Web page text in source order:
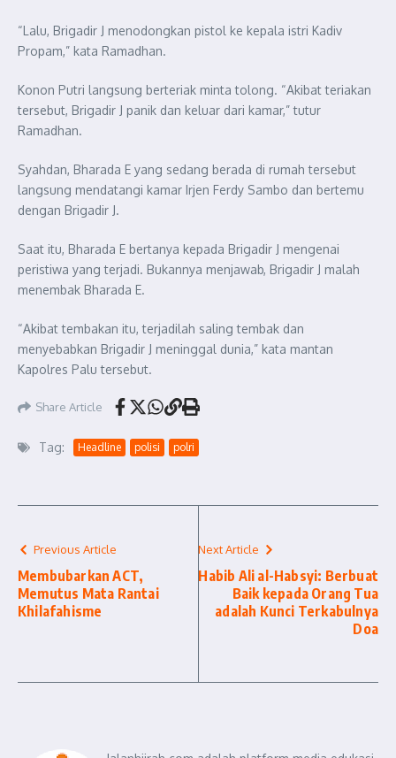
“Lalu, Brigadir J menodongkan pistol ke kepala istri Kadiv
Propam,” kata Ramadhan.
Konon Putri langsung berteriak minta tolong. “Akibat teriakan
tersebut, Brigadir J panik dan keluar dari kamar,” tutur
Ramadhan.
Syahdan, Bharada E yang sedang berada di rumah tersebut
langsung mendatangi kamar Irjen Ferdy Sambo dan bertemu
dengan Brigadir J.
Saat itu, Bharada E bertanya kepada Brigadir J mengenai
peristiwa yang terjadi. Bukannya menjawab, Brigadir J malah
menembak Bharada E.
“Akibat tembakan itu, terjadilah saling tembak dan
menyebabkan Brigadir J meninggal dunia,” kata mantan
Kapolres Palu tersebut.
Share Article
Tag: Headline polisi polri
Previous Article
Membubarkan ACT,
Memutus Mata Rantai
Khilafahisme
Next Article
Habib Ali al-Habsyi: Berbuat
Baik kepada Orang Tua
adalah Kunci Terkabulnya
Doa